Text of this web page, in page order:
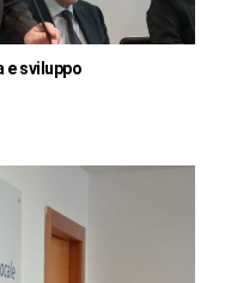
e sviluppo